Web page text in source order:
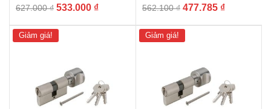
627.000₫ Giá
là:
627.000 ₫.
533.000 ₫Giá
562.100₫ Giá
là:
562.100 ₫.
477.785 ₫Giá
Giảm giá! Giảm giá!